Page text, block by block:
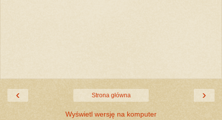
‹ ›
Strona główna
Wyświetl wersję na komputer